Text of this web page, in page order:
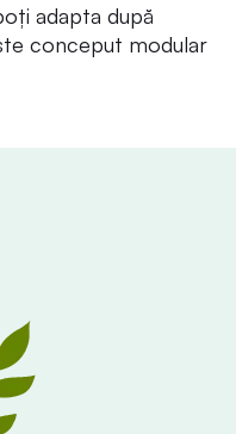
adapta după
conceput modular